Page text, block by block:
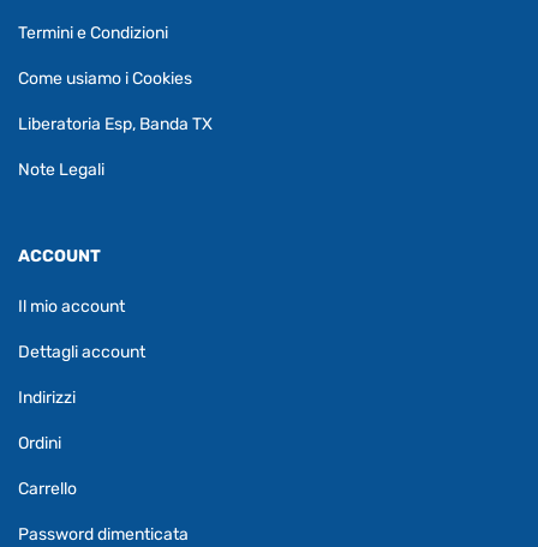
Termini e Condizioni
Come usiamo i Cookies
Liberatoria Esp, Banda TX
Note Legali
ACCOUNT
Il mio account
Dettagli account
Indirizzi
Ordini
Carrello
Password dimenticata